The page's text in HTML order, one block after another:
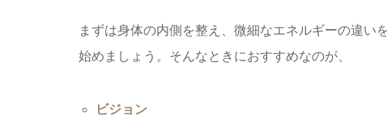
まずは身体の内側を整え、微細なエネルギーの違い
始めましょう。そんなときにおすすめなのが、
ビジョン